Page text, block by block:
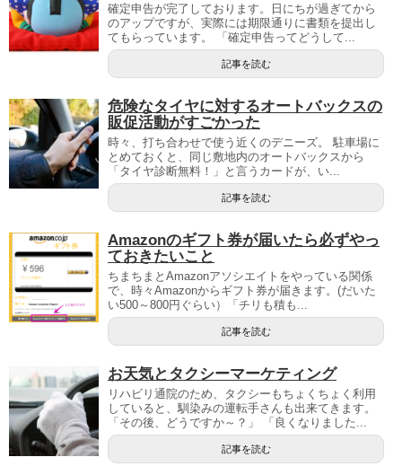
確定申告が完了しております。日にちが過ぎてから
のアップですが、実際には期限通りに書類を提出し
てもらっています。 「確定申告ってどうして...
記事を読む
危険なタイヤに対するオートバックスの
販促活動がすごかった
時々、打ち合わせで使う近くのデニーズ。 駐車場に
とめておくと、同じ敷地内のオートバックスから
「タイヤ診断無料！」と言うカードが、い...
記事を読む
Amazonのギフト券が届いたら必ずやっ
ておきたいこと
ちまちまとAmazonアソシエイトをやっている関係
で、時々Amazonからギフト券が届きます。(だいた
い500～800円ぐらい）「チリも積も...
記事を読む
お天気とタクシーマーケティング
リハビリ通院のため、タクシーもちょくちょく利用
していると、馴染みの運転手さんも出来てきます。
「その後、どうですか～？」 「良くなりました...
記事を読む